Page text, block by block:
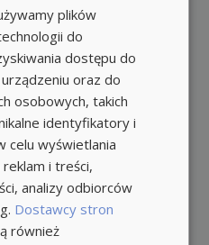
plików
do
dostępu do
oraz do
osobowych, takich
identyfikatory i
celu wyświetlania
i treści,
analizy odbiorców
Dostawcy stron
również